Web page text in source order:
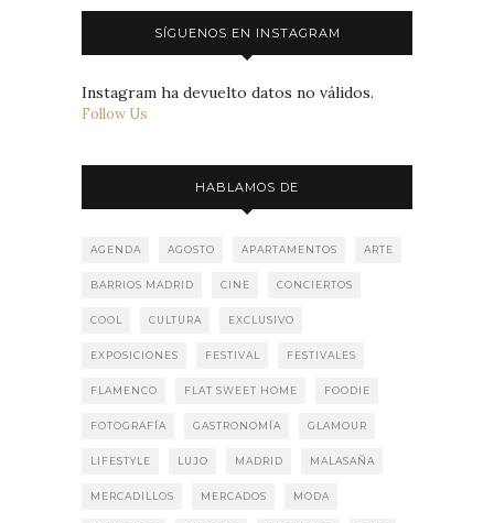
SÍGUENOS EN INSTAGRAM
Instagram ha devuelto datos no válidos.
Follow Us
HABLAMOS DE
AGENDA AGOSTO APARTAMENTOS ARTE
BARRIOS MADRID CINE CONCIERTOS
COOL CULTURA EXCLUSIVO
EXPOSICIONES FESTIVAL FESTIVALES
FLAMENCO FLAT SWEET HOME FOODIE
FOTOGRAFÍA GASTRONOMÍA GLAMOUR
LIFESTYLE LUJO MADRID MALASAÑA
MERCADILLOS MERCADOS MODA